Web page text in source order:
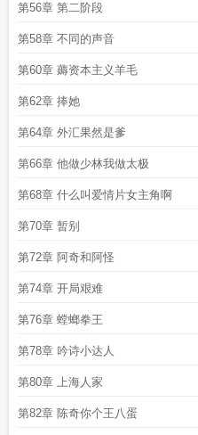
第56章 第二阶段
第58章 不同的声音
第60章 薅资本主义羊毛
第62章 捧她
第64章 外汇果然是爹
第66章 他做少林我做太极
第68章 什么叫爱情片女主角啊
第70章 暂别
第72章 阿奇和阿怪
第74章 开局艰难
第76章 螳螂拳王
第78章 吟诗小达人
第80章 上海人家
第82章 陈奇你个王八蛋